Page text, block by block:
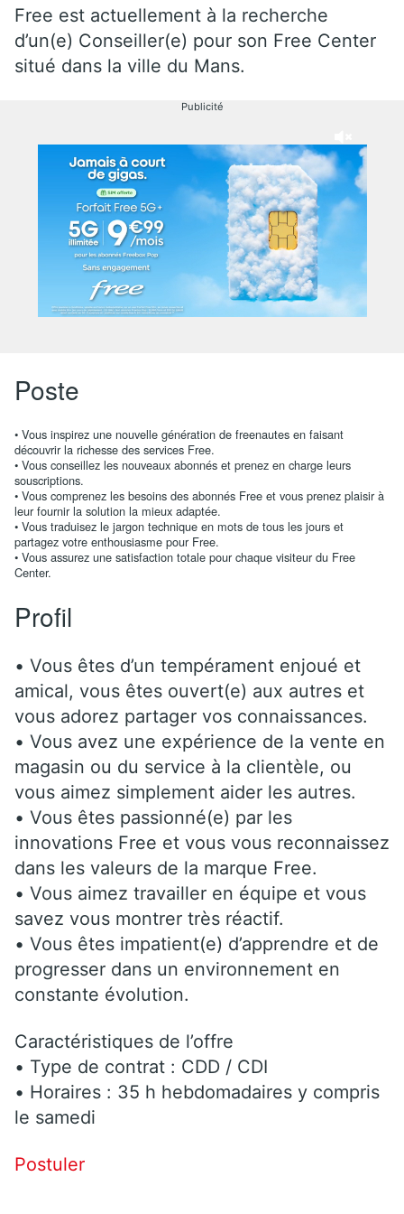
Free est actuellement à la recherche
d’un(e) Conseiller(e) pour son Free Center
situé dans la ville du Mans.
Publicité
Poste
• Vous inspirez une nouvelle génération de freenautes en faisant
découvrir la richesse des services Free.
• Vous conseillez les nouveaux abonnés et prenez en charge leurs
souscriptions.
• Vous comprenez les besoins des abonnés Free et vous prenez plaisir à
leur fournir la solution la mieux adaptée.
• Vous traduisez le jargon technique en mots de tous les jours et
partagez votre enthousiasme pour Free.
• Vous assurez une satisfaction totale pour chaque visiteur du Free
Center.
Profil
• Vous êtes d’un tempérament enjoué et
amical, vous êtes ouvert(e) aux autres et
vous adorez partager vos connaissances.
• Vous avez une expérience de la vente en
magasin ou du service à la clientèle, ou
vous aimez simplement aider les autres.
• Vous êtes passionné(e) par les
innovations Free et vous vous reconnaissez
dans les valeurs de la marque Free.
• Vous aimez travailler en équipe et vous
savez vous montrer très réactif.
• Vous êtes impatient(e) d’apprendre et de
progresser dans un environnement en
constante évolution.
Caractéristiques de l’offre
• Type de contrat : CDD / CDI
• Horaires : 35 h hebdomadaires y compris
le samedi
Postuler